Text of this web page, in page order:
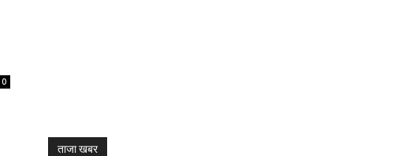
0
ताजा खबर